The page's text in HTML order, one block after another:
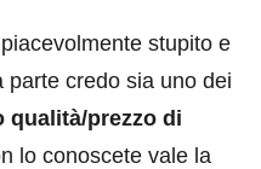
stupito e
credo sia uno dei
qualità/prezzo di
lo conoscete vale la